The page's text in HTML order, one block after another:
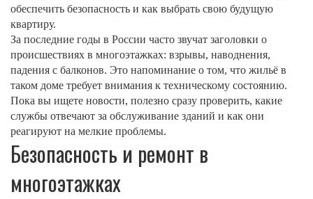
обеспечить безопасность и как выбрать свою будущую
квартиру.
За последние годы в России часто звучат заголовки о
происшествиях в многоэтажках: взрывы, наводнения,
падения с балконов. Это напоминание о том, что жильё в
таком доме требует внимания к техническому состоянию.
Пока вы ищете новости, полезно сразу проверить, какие
службы отвечают за обслуживание зданий и как они
реагируют на мелкие проблемы.
Безопасность и ремонт в
многоэтажках